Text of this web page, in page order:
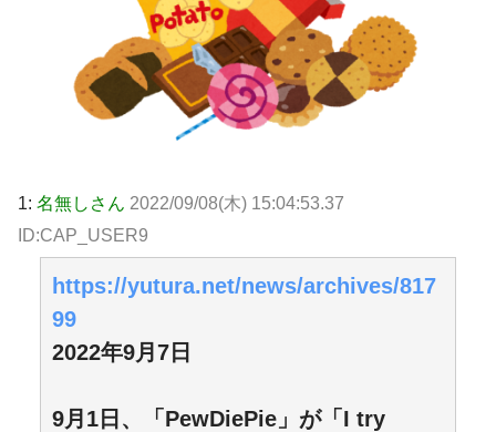
1: 名無しさん 2022/09/08(木) 15:04:53.37
ID:CAP_USER9
https://yutura.net/news/archives/817
99
2022年9月7日
9月1日、「PewDiePie」が「I try